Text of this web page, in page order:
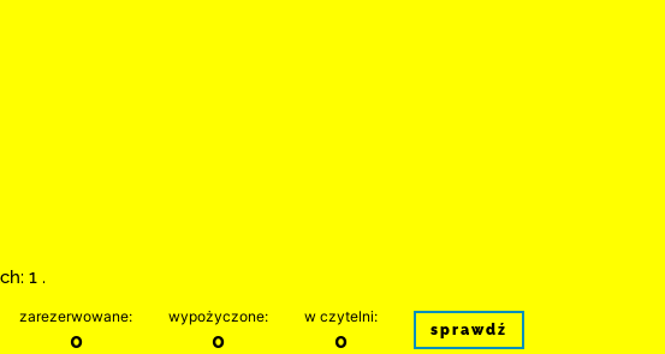
1 .
zarezerwowane:
0
wypożyczone:
0
w czytelni:
0 sprawdź